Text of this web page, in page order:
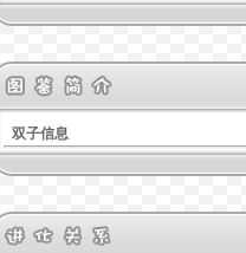
双子信息